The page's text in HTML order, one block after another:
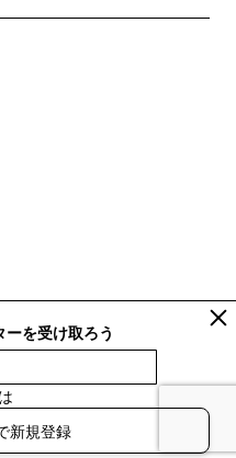
ーを受け取ろう
新規登録